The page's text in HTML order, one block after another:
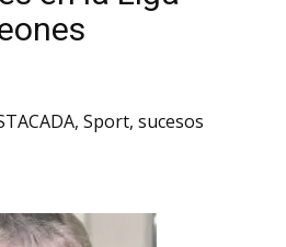
, Sport, sucesos